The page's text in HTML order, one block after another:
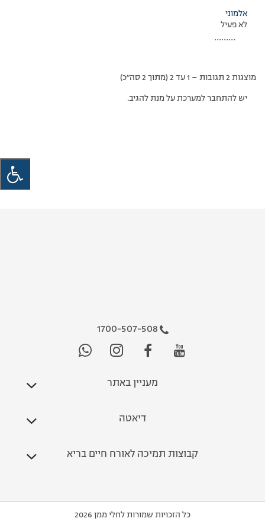
אלמוני
לא פעיל
………
מוצגות 2 תגובות – 1 עד 2 (מתוך 2 סה״כ)
יש להתחבר למערכת על מנת להגיב.
1700-507-508
מעניין באתר
דיאטה
קבוצות תמיכה לאורח חיים בריא
כל הזכויות שמורות לחלי ממן 2026